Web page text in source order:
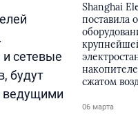
сетевые
будут
ведущими
Shanghai
поставила
сжатом
06 марта